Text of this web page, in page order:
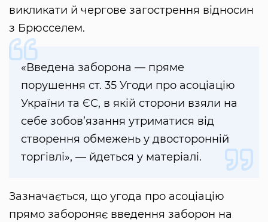
викликати й чергове загострення відносин
з Брюсселем.
«Введена заборона — пряме
порушення ст. 35 Угоди про асоціацію
України та ЄС, в якій сторони взяли на
себе зобов’язання утриматися від
створення обмежень у двосторонній
торгівлі», — йдеться у матеріалі.
Зазначається, що угода про асоціацію
прямо забороняє введення заборон на